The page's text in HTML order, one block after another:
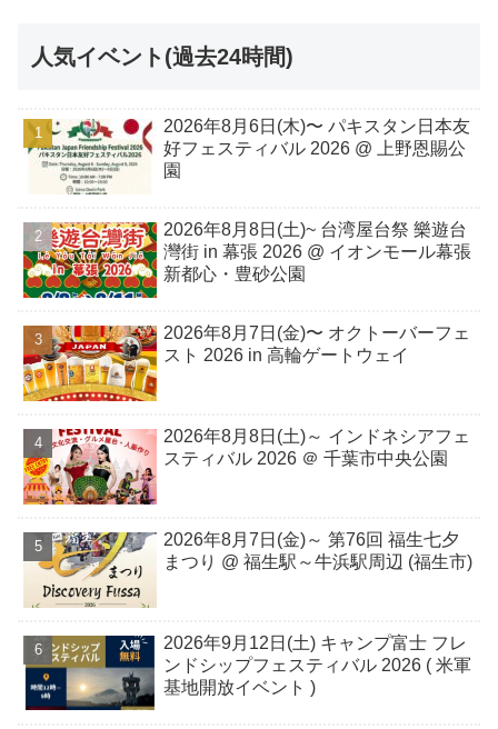
人気イベント(過去24時間)
2026年8月6日(木)〜 パキスタン日本友
好フェスティバル 2026 @ 上野恩賜公
園
2026年8月8日(土)~ 台湾屋台祭 樂遊台
灣街 in 幕張 2026 @ イオンモール幕張
新都心・豊砂公園
2026年8月7日(金)〜 オクトーバーフェ
スト 2026 in 高輪ゲートウェイ
2026年8月8日(土)～ インドネシアフェ
スティバル 2026 ＠ 千葉市中央公園
2026年8月7日(金)～ 第76回 福生七夕
まつり @ 福生駅～牛浜駅周辺 (福生市)
2026年9月12日(土) キャンプ富士 フレ
ンドシップフェスティバル 2026 ( 米軍
基地開放イベント )